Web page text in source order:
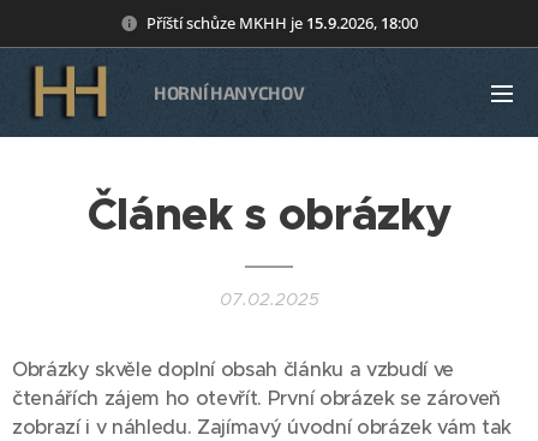
Příští schůze MKHH je 15.9.2026, 18:00
HORNÍ HANYCHOV
Článek s obrázky
07.02.2025
Obrázky skvěle doplní obsah článku a vzbudí ve
čtenářích zájem ho otevřít. První obrázek se zároveň
zobrazí i v náhledu. Zajímavý úvodní obrázek vám tak